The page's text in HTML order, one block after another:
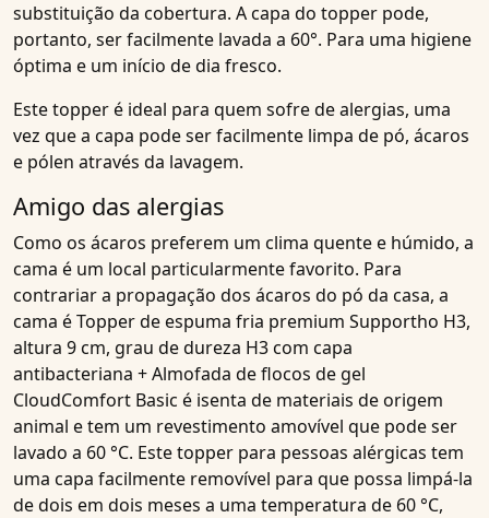
substituição da cobertura. A capa do topper pode,
portanto, ser facilmente lavada a 60°. Para uma higiene
óptima e um início de dia fresco.
Este topper é ideal para quem sofre dealergias, uma
vez que a capa pode ser facilmente limpa de pó, ácaros
e pólen através da lavagem.
Amigo das alergias
Como os ácaros preferem um clima quente e húmido, a
cama é um local particularmente favorito. Para
contrariar a propagação dos ácaros do pó da casa, a
cama éTopper de espuma fria premium Supportho H3,
altura 9 cm, grau de dureza H3 com capa
antibacteriana + Almofada de flocos de gel
CloudComfort Basic é isenta de materiais de origem
animal e tem um revestimento amovível que pode ser
lavado a 60 °C. Estetopper para pessoas alérgicas tem
uma capa facilmente removível para que possa limpá-la
de dois em dois meses a uma temperatura de 60 °C,